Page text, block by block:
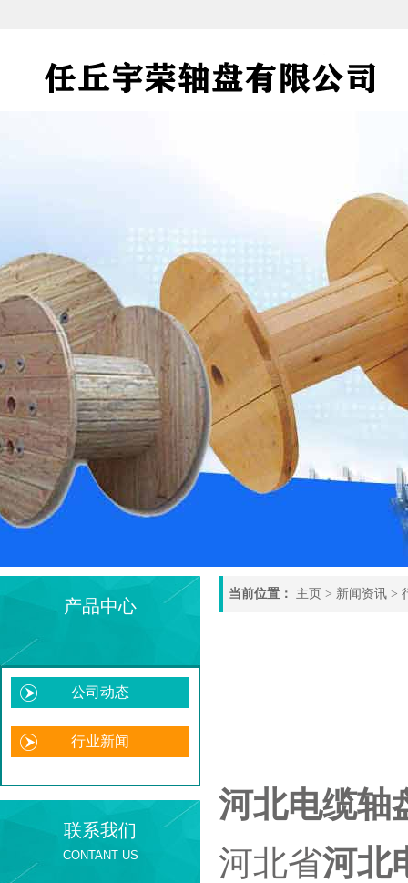
产品中心
公司动态
行业新闻
联系我们
CONTANT US
当前位置： 主页 > 新闻资讯 >
河北电缆轴
河北省河北